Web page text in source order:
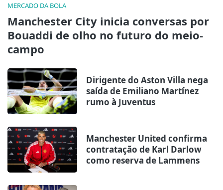
MERCADO DA BOLA
Manchester City inicia conversas por
Bouaddi de olho no futuro do meio-
campo
Dirigente do Aston Villa nega
saída de Emiliano Martínez
rumo à Juventus
Manchester United confirma
contratação de Karl Darlow
como reserva de Lammens